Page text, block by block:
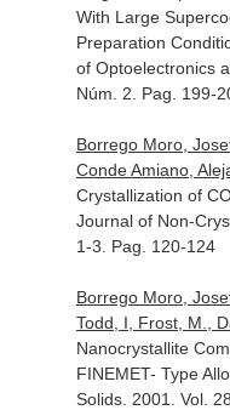
With Large
Preparation
of Optoelectronics
Núm. 2. Pag. 199-
Borrego Moro,
Conde Amiano,
Crystallization of
Journal of Non-
1-3. Pag. 120-124
Borrego Moro,
Todd, I, Frost, M.,
Nanocrystallite
FINEMET- Type
Solids. 2001. Vol.